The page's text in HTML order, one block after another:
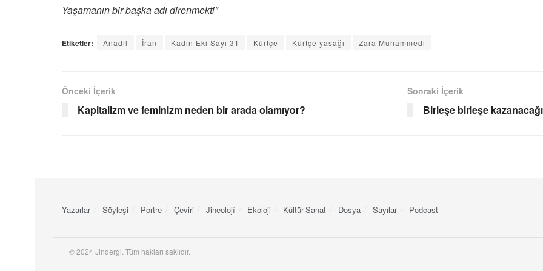
Yaşamanın bir başka adı direnmekti"
Etiketler: Anadil İran Kadın Eki Sayı 31 Kürtçe Kürtçe yasağı Zara Muhammedi
Önceki İçerik
Kapitalizm ve feminizm neden bir arada olamıyor?
Sonraki İçerik
Birleşe birleşe
Yazarlar Söyleşi Portre Çeviri Jineolojî Ekoloji Kültür-Sanat Dosya Sayılar Podcast
© 2024 Jindergi. Tüm hakları saklıdır.